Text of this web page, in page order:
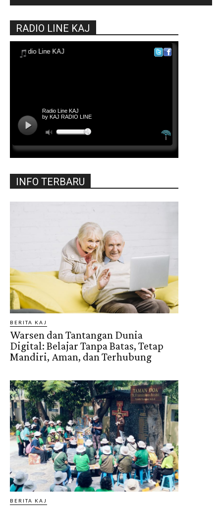
RADIO LINE KAJ
INFO TERBARU
BERITA KAJ
Warsen dan Tantangan Dunia
Digital: Belajar Tanpa Batas, Tetap
Mandiri, Aman, dan Terhubung
BERITA KAJ